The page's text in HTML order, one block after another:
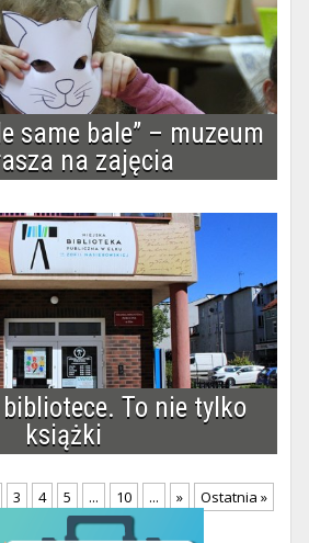
same bale” – muzeum
na zajęcia
To nie tylko
książki
3 4 5 ... 10 ... » Ostatnia »